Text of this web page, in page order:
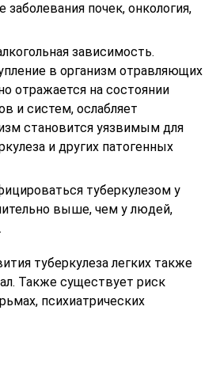
заболевания почек, онкология,
зависимость.
в организм отравляющих
отражается на состоянии
и систем, ослабляет
становится уязвимым для
и других патогенных
туберкулезом у
выше, чем у людей,
туберкулеза легких также
Также существует риск
психиатрических